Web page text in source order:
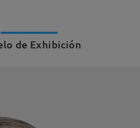
de Exhibición